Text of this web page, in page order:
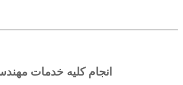
انجام کلیه خدمات